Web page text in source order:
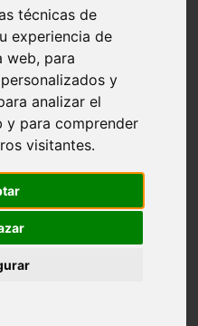
técnicas de
experiencia de
web, para
y
analizar el
y para comprender
visitantes.